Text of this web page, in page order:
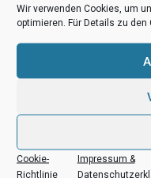
Wir verwenden Cookies, um
optimieren. Für Details zu
Cookie-
Richtlinie
Impressum &